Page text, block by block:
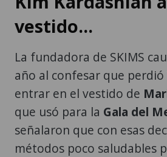
vestido...
La fundadora de SKIMS
año al confesar que perdió
entrar en el vestido de
que usó para la Gala del
señalaron que con esas
métodos poco saludables